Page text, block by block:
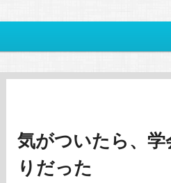
気がついたら、
りだった